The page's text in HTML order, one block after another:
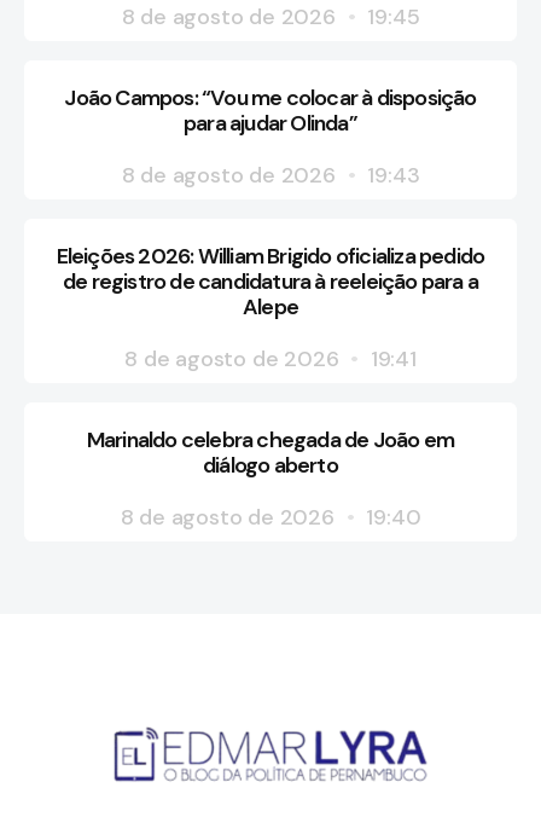
8 de agosto de 2026
19:45
João Campos: “Vou me colocar à disposição
para ajudar Olinda”
8 de agosto de 2026
19:43
Eleições 2026: William Brigido oficializa pedido
de registro de candidatura à reeleição para a
Alepe
8 de agosto de 2026
19:41
Marinaldo celebra chegada de João em
diálogo aberto
8 de agosto de 2026
19:40